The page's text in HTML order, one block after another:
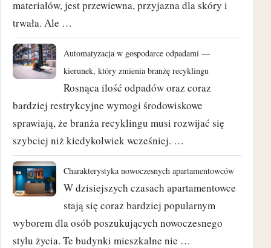
sierpień 2018
czerwiec 2018
maj 2018
kwiecień 2018
marzec 2018
luty 2018
styczeń 2018
grudzień 2017
materiałów, jest przewiewna, przyjazna dla skóry i
trwała. Ale …
Automatyzacja w gospodarce odpadami —
kierunek, który zmienia branżę recyklingu
Rosnąca ilość odpadów oraz coraz
bardziej restrykcyjne wymogi środowiskowe
sprawiają, że branża recyklingu musi rozwijać się
szybciej niż kiedykolwiek wcześniej. …
Charakterystyka nowoczesnych apartamentowców
W dzisiejszych czasach apartamentowce
stają się coraz bardziej popularnym
wyborem dla osób poszukujących nowoczesnego
stylu życia. Te budynki mieszkalne nie …